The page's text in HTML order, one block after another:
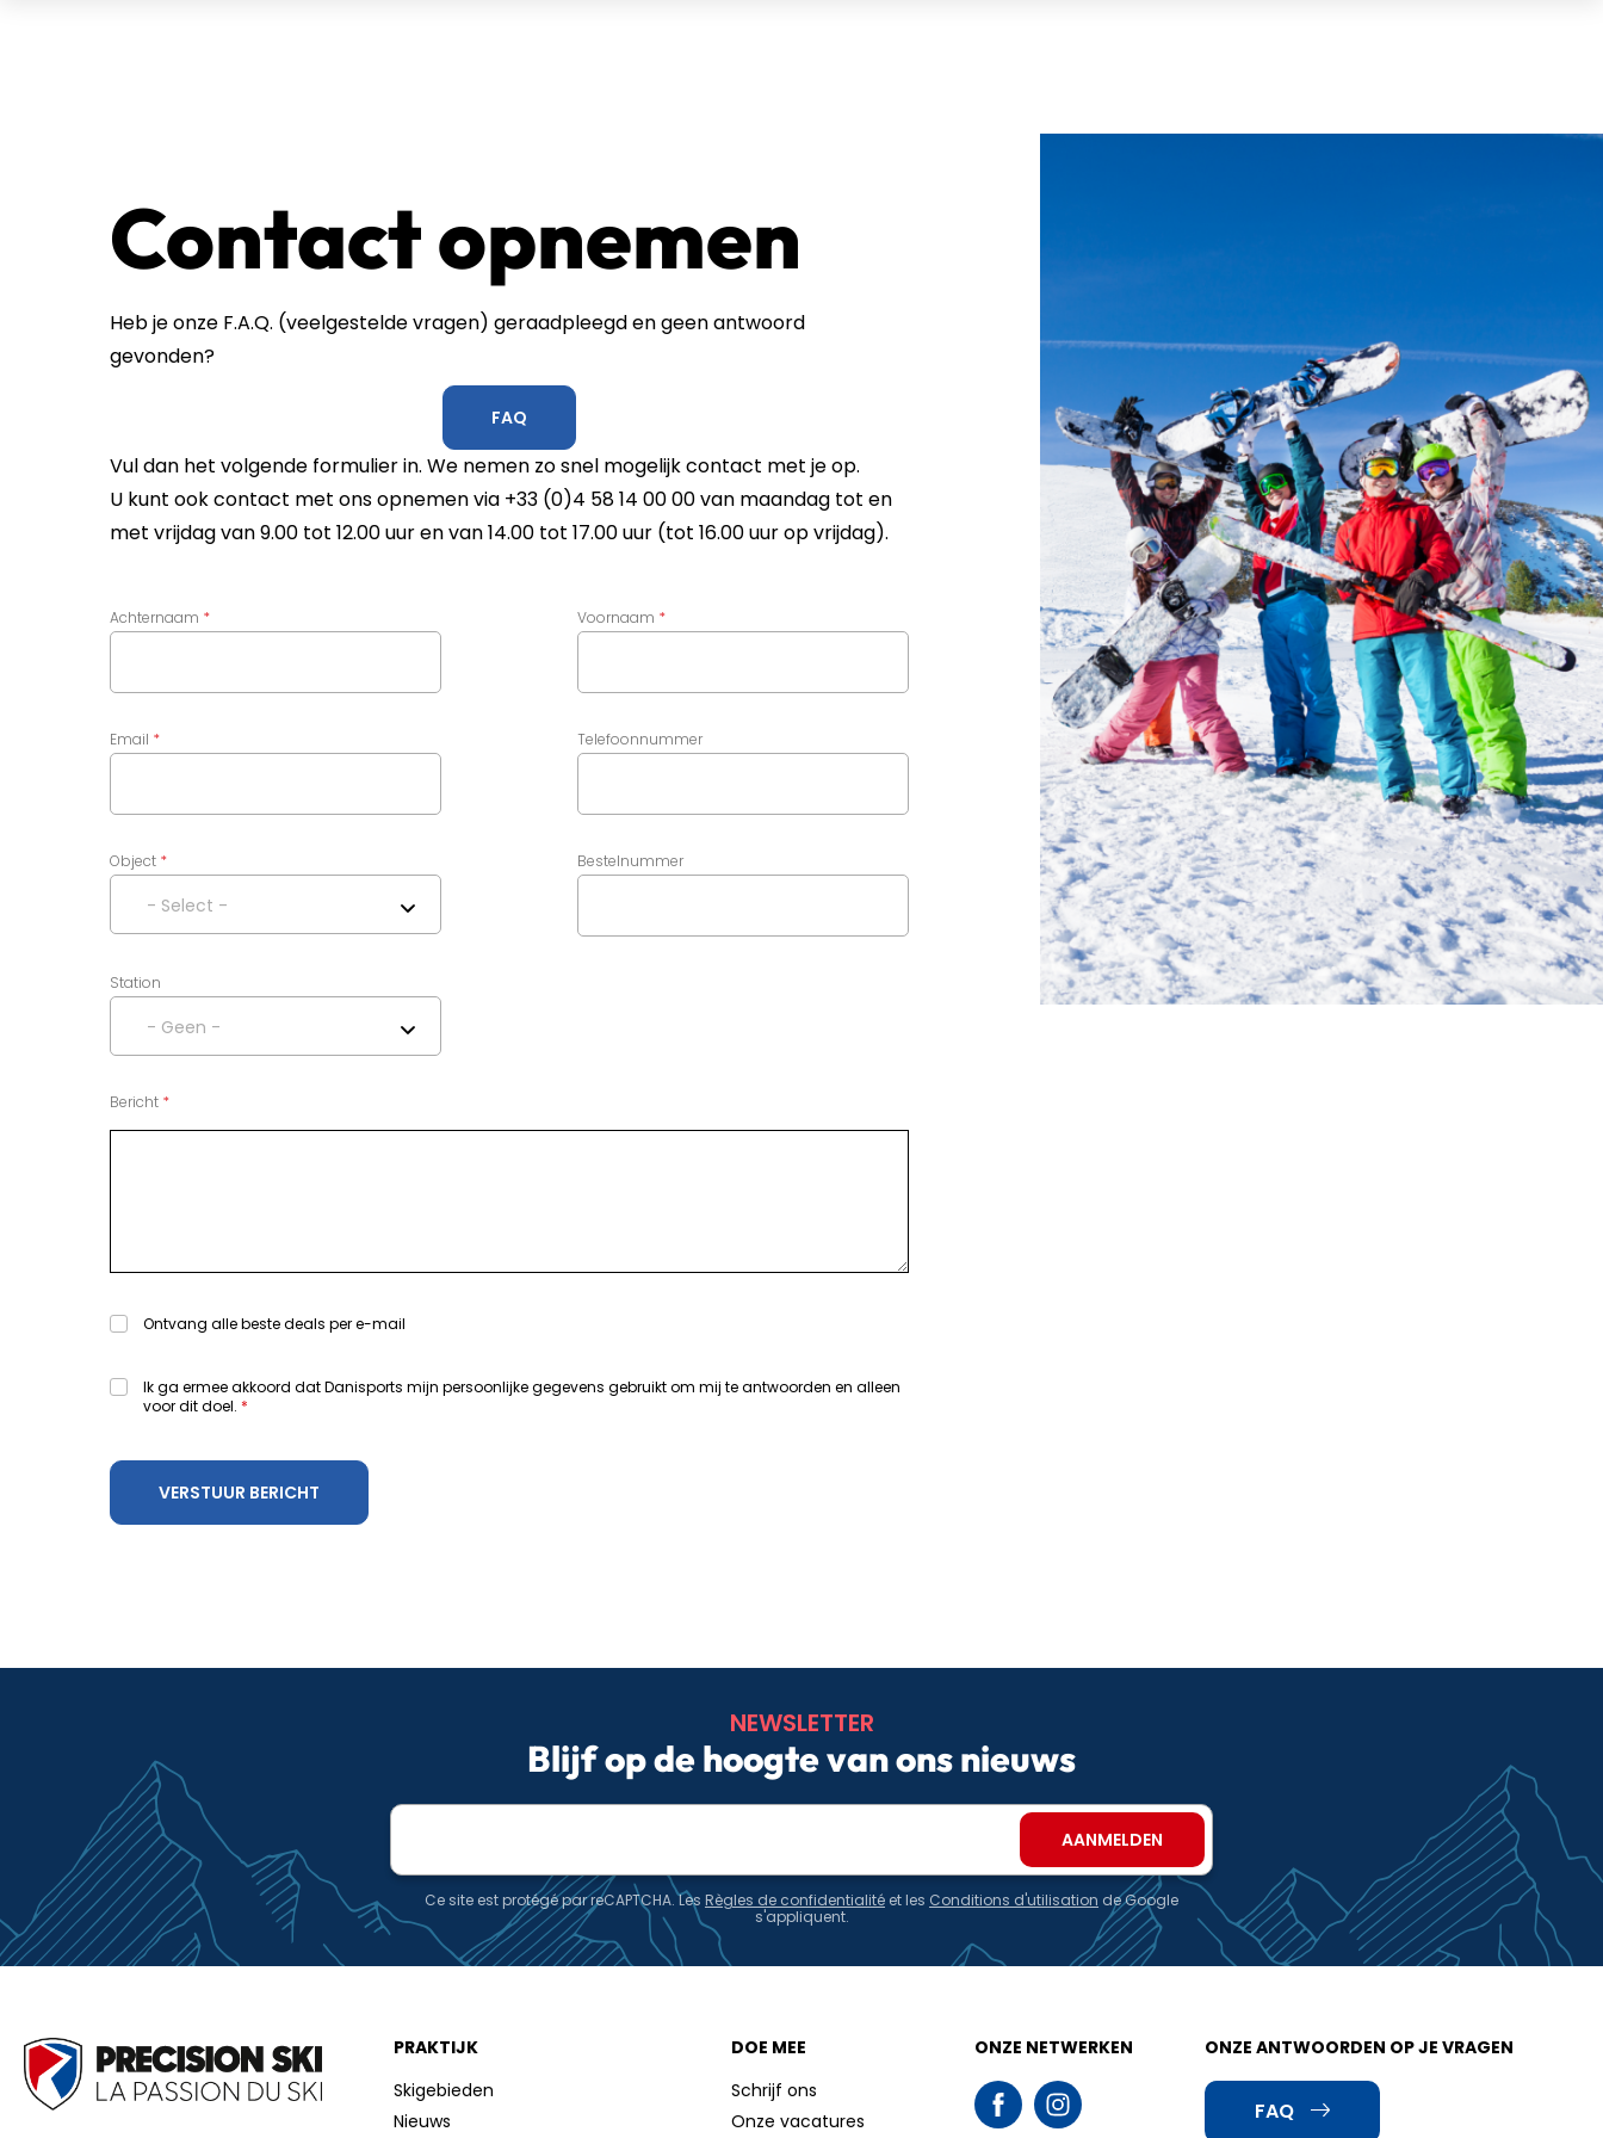
Contact opnemen
Heb je onze F.A.Q. (veelgestelde vragen) geraadpleegd en geen antwoord
gevonden?
FAQ
Vul dan het volgende formulier in. We nemen zo snel mogelijk contact met je op.
U kunt ook contact met ons opnemen via +33 (0)4 58 14 00 00 van maandag tot en
met vrijdag van 9.00 tot 12.00 uur en van 14.00 tot 17.00 uur (tot 16.00 uur op vrijdag).
Achternaam Voornaam
Email Telefoonnummer
Object
- Select -
Bestelnummer
Station
- Geen -
Bericht
Ontvang alle beste deals per e-mail
Ik ga ermee akkoord dat Danisports mijn persoonlijke gegevens gebruikt om mij te antwoorden en alleen
voor dit doel.
NEWSLETTER
Blijf op de hoogte van ons nieuws
E-
Ce site est protégé par reCAPTCHA. Les Règles de confidentialité et les Conditions d'utilisation de Google
s'appliquent.
PRAKTIJK
Skigebieden
Nieuws
DOE MEE
Schrijf ons
Onze vacatures
ONZE NETWERKEN ONZE ANTWOORDEN OP JE VRAGEN
FAQ